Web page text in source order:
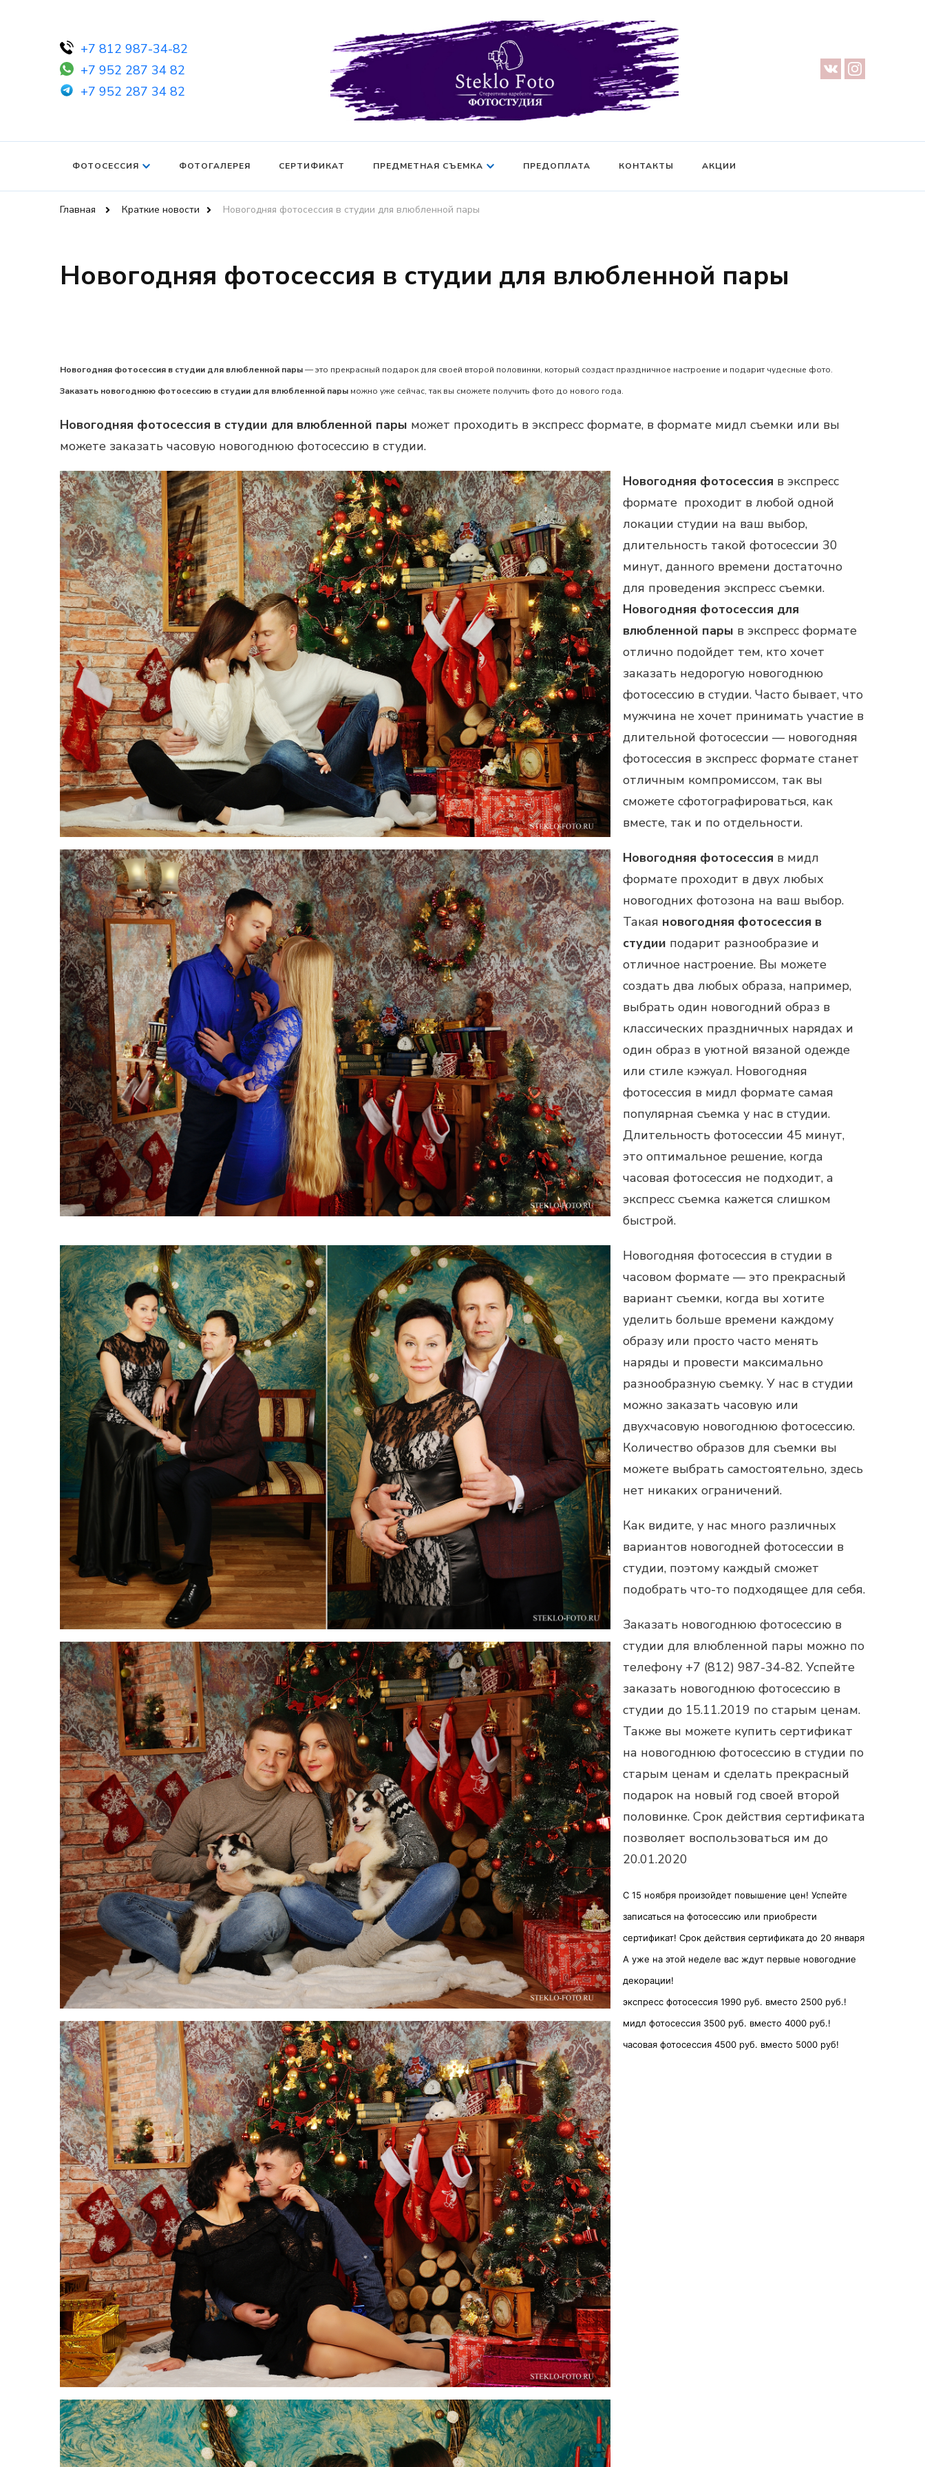
+7 812 987-34-82
+7 952 287 34 82
+7 952 287 34 82
манекен — Сертификат на фотосессию
ФОТОСЕССИЯ ФОТОГАЛЕРЕЯ СЕРТИФИКАТ ПРЕДМЕТНАЯ СЪЕМКА ПРЕДОПЛАТА КОНТАКТЫ АКЦИИ
Главная Краткие новости Новогодняя фотосессия в студии для влюбленной пары
Новогодняя фотосессия в студии для влюбленной пары
Новогодняя фотосессия в студии для влюбленной пары— это прекрасный подарок для своей второй половинки, который создаст праздничное настроение и подарит чудесные фото.
Заказать новогоднюю фотосессию в студии для влюбленной пары можно уже сейчас, так вы сможете получить фото до нового года.
Новогодняя фотосессия в студии для влюбленной пары может проходить в экспресс формате, в формате мидл съемки или вы
можете заказать часовую новогоднюю фотосессию в студии.
Новогодняя фотосессия в экспресс
формате проходит в любой одной
локации студии на ваш выбор,
длительность такой фотосессии 30
минут, данного времени достаточно
для проведения экспресс съемки.
Новогодняя фотосессия для
влюбленной пары в экспресс формате
отлично подойдет тем, кто хочет
заказать недорогую новогоднюю
фотосессию в студии. Часто бывает, что
мужчина не хочет принимать участие в
длительной фотосессии — новогодняя
фотосессия в экспресс формате станет
отличным компромиссом, так вы
сможете сфотографироваться, как
вместе, так и по отдельности.
Новогодняя фотосессия в мидл
формате проходит в двух любых
новогодних фотозона на ваш выбор.
Такая новогодняя фотосессия в
студии подарит разнообразие и
отличное настроение. Вы можете
создать два любых образа, например,
выбрать один новогодний образ в
классических праздничных нарядах и
один образ в уютной вязаной одежде
или стиле кэжуал. Новогодняя
фотосессия в мидл формате самая
популярная съемка у нас в студии.
Длительность фотосессии 45 минут,
это оптимальное решение, когда
часовая фотосессия не подходит, а
экспресс съемка кажется слишком
быстрой.
Новогодняя фотосессия в студии в
часовом формате — это прекрасный
вариант съемки, когда вы хотите
уделить больше времени каждому
образу или просто часто менять
наряды и провести максимально
разнообразную съемку. У нас в студии
можно заказать часовую или
двухчасовую новогоднюю фотосессию.
Количество образов для съемки вы
можете выбрать самостоятельно, здесь
нет никаких ограничений.
Как видите, у нас много различных
вариантов новогодней фотосессии в
студии, поэтому каждый сможет
подобрать что-то подходящее для себя.
Заказать новогоднюю фотосессию в
студии для влюбленной пары можно по
телефону +7 (812) 987-34-82. Успейте
заказать новогоднюю фотосессию в
студии до 15.11.2019 по старым ценам.
Также вы можете купить сертификат
на новогоднюю фотосессию в студии по
старым ценам и сделать прекрасный
подарок на новый год своей второй
половинке. Срок действия сертификата
позволяет воспользоваться им до
20.01.2020
С 15 ноября произойдет повышение цен! Успейте
записаться на фотосессию или приобрести
сертификат! Срок действия сертификата до 20 января
А уже на этой неделе вас ждут первые новогодние
декорации!
экспресс фотосессия 1990 руб. вместо 2500 руб.!
мидл фотосессия 3500 руб. вместо 4000 руб.!
часовая фотосессия 4500 руб. вместо 5000 руб!